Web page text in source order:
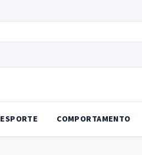
ESPORTE COMPORTAMENTO